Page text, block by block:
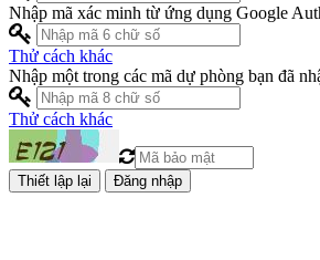
Nhập mã xác minh từ ứng dụng Google
Thử cách khác
Nhập một trong các mã dự phòng bạn đã
Thử cách khác
Đăng nhập